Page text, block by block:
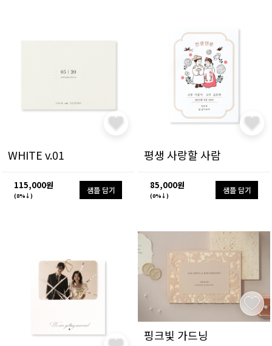
WHITE v.01
115,000원
(8%↓)
샘플 담기
평생 사랑할 사람
85,000원
(0%↓)
샘플 담기
핑크빛 가드닝